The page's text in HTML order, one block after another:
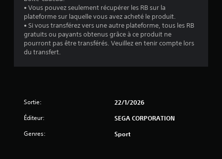
l
e
s
• Vous pouvez seulement récupérer les RB sur la
plateforme sur laquelle vous avez acheté le produit.
• Si vous transférez vers une autre plateforme, tous les RB
gratuits ou payants obtenus grâce à ce produit ne
pourront pas être transférés. Veuillez en tenir compte lors
du transfert.
Sortie: 22/1/2026
Éditeur: SEGA CORPORATION
Genres: Sport